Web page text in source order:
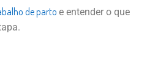
de parto e entender o que